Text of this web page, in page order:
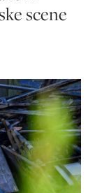
scene